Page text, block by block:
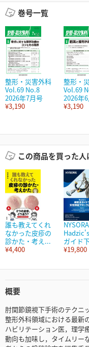
巻号一覧
整形・災害外科
Vol.69 No.8
2026年7月号
¥3,190
整形・
Vol.69
2026年
¥3,190
この商品を買った人
誰も教えてくれ
なかった皮疹の
診かた・考え...
¥4,400
NYSORA
ガイド
¥19,800
概要
肘関節鏡視下手術のテクニ
整形外科領域における最新
ハビリテーション医，理学
動向も加味し，タイムリー